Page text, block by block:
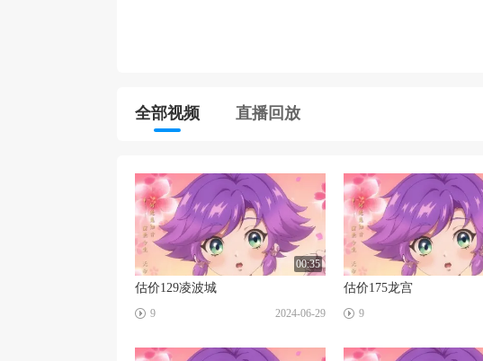
全部视频 直播回放
☑
00:35
估价129凌波城
9 2024-06-29
☑
估价175龙宫
9